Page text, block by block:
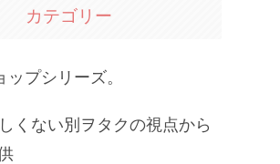
カテゴリー
ップシリーズ。
くない別ヲタクの視点から